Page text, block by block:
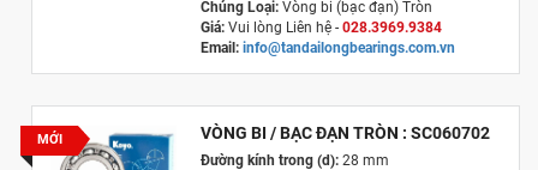
Chủng Loại: Vòng bi (bạc đạn) Tròn
Giá:Vui lòng Liên hệ - 028.3969.9384
Email: info@tandailongbearings.com.vn
MỚI VÒNG BI / BẠC ĐẠN TRÒN : SC060702
Đường kính trong (d):28 mm